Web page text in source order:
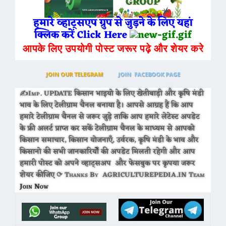
हमारे व्हाट्सएप ग्रुप से जुड़ने के लिए यहां
क्लिक करें Click Here
आपके लिए उपयोगी पोस्ट जरूर पढ़े और शेयर करे
JOIN OUR TELEGRAM JOIN FACEBOOK PAGE
✍Imp. UPDATE किसान भाइयो के लिए खेतीबाड़ी और कृषि मंडी
भाव के लिए टेलीग्राम चैनल बनाया है। आपसे आग्रह हैं कि आप
हमारे टेलीग्राम चैनल से जरूर जुड़े ताकि आप हमारे लेटेस्ट अपडेट
के फ्री अलर्ट प्राप्त कर सकें टेलीग्राम चैनल के माध्यम से आपको
किसान समाचार, किसान योजनाएँ, उर्वरक, कृषि मंडी के भाव और
किसानो की सभी जानकारियोँ की अपडेट मिलती रहेगी और आप
हमारी पोस्ट को अपने व्हाट्सअप और फेसबुक पर कृपया जरूर
शेयर कीजिए ⟳ Thanks By AGRICULTUREPEDIA.IN Team
Join Now